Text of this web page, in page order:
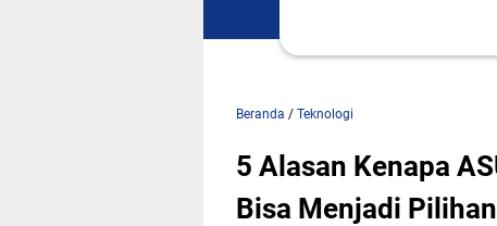
Beranda / Teknologi
5 Alasan Kenapa
Bisa Menjadi